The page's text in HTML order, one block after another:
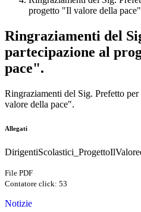
progetto "Il valore della
Ringraziamenti del
partecipazione al
pace".
Ringraziamenti del Sig. Prefetto
valore della pace".
Allegati
File PDF
Contatore click: 53
Notizie